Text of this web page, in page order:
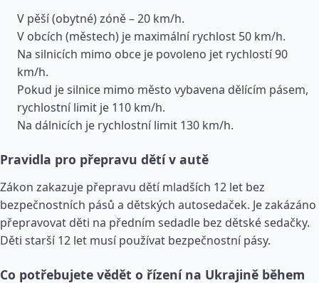
V pěší (obytné) zóně – 20 km/h.
V obcích (městech) je maximální rychlost 50 km/h.
Na silnicích mimo obce je povoleno jet rychlostí 90
km/h.
Pokud je silnice mimo město vybavena dělícím pásem,
rychlostní limit je 110 km/h.
Na dálnicích je rychlostní limit 130 km/h.
Pravidla pro přepravu dětí v autě
Zákon zakazuje přepravu dětí mladších 12 let bez
bezpečnostních pásů a dětských autosedaček. Je zakázáno
přepravovat děti na předním sedadle bez dětské sedačky.
Děti starší 12 let musí používat bezpečnostní pásy.
Co potřebujete vědět o řízení na Ukrajině během